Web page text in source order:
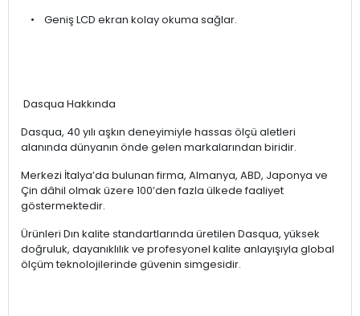
• Geniş LCD ekran kolay okuma sağlar.
Dasqua Hakkında
Dasqua, 40 yılı aşkın deneyimiyle hassas ölçü aletleri
alanında dünyanın önde gelen markalarından biridir.
Merkezi İtalya’da bulunan firma, Almanya, ABD, Japonya ve
Çin dâhil olmak üzere 100’den fazla ülkede faaliyet
göstermektedir.
Ürünleri Dın kalite standartlarında üretilen Dasqua, yüksek
doğruluk, dayanıklılık ve profesyonel kalite anlayışıyla global
ölçüm teknolojilerinde güvenin simgesidir.